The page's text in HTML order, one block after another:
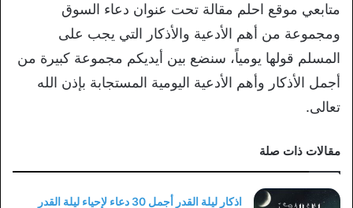
متابعي موقع احلم مقالة تحت عنوان دعاء السوق
ومجموعة من أهم الأدعية والأذكار التي يجب على
المسلم قولها يومياً، سنضع بين أيديكم مجموعة كبيرة من
أجمل الأذكار وأهم الأدعية اليومية المستجابة بإذن الله
تعالى.
مقالات ذات صلة
اذكار ليلة القدر أجمل 30 دعاء لإحياء ليلة القدر